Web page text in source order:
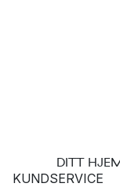
DITT
KUNDSERVICE